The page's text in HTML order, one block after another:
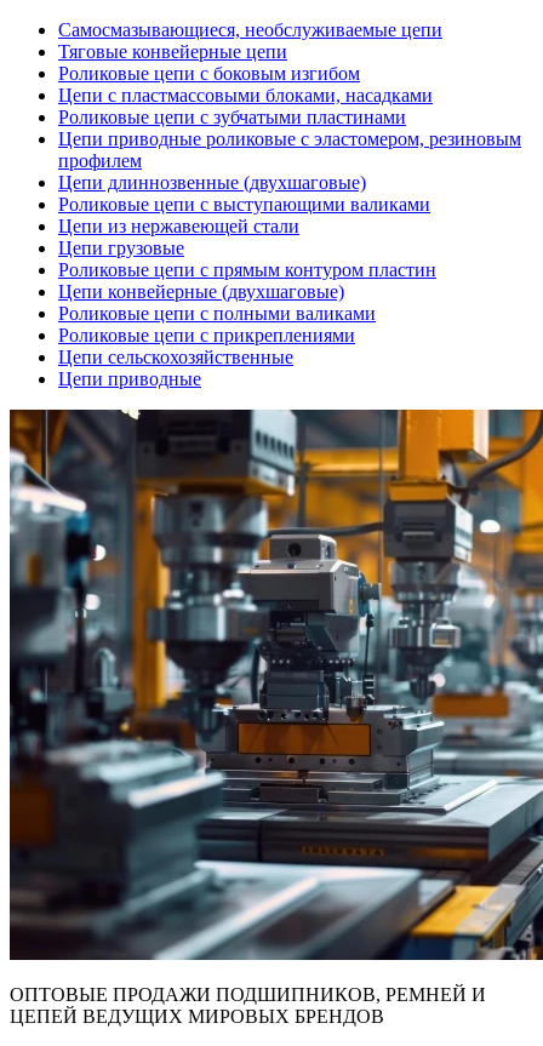
Самосмазывающиеся, необслуживаемые цепи
Тяговые конвейерные цепи
Роликовые цепи с боковым изгибом
Цепи с пластмассовыми блоками, насадками
Роликовые цепи с зубчатыми пластинами
Цепи приводные роликовые с эластомером, резиновым
профилем
Цепи длиннозвенные (двухшаговые)
Роликовые цепи с выступающими валиками
Цепи из нержавеющей стали
Цепи грузовые
Роликовые цепи с прямым контуром пластин
Цепи конвейерные (двухшаговые)
Роликовые цепи с полными валиками
Роликовые цепи с прикреплениями
Цепи сельскохозяйственные
Цепи приводные
ОПТОВЫЕ ПРОДАЖИ ПОДШИПНИКОВ, РЕМНЕЙ И
ЦЕПЕЙ ВЕДУЩИХ МИРОВЫХ БРЕНДОВ